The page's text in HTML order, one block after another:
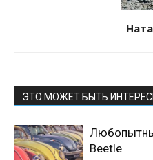
ЭТО МОЖЕТ БЫТЬ
Beetle